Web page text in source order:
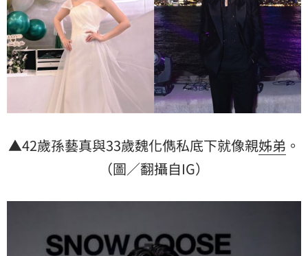
▲42歲孫藝真與33歲魏化儁私底下就像親姊弟 。
（圖／翻攝自IG）